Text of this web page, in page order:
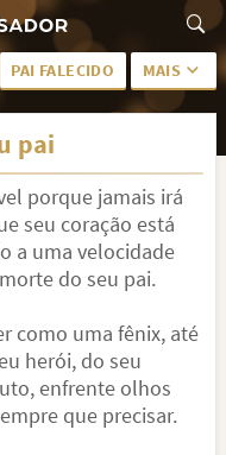
PAI FALECIDO MAIS
PALAVRAS
DESCANSE EM PAZ
PÊSAMES PARA AMIGO
FIM DE NAMORO
pai
porque jamais irá
seu coração está
a uma velocidade
do seu pai.
como uma fênix, até
herói, do seu
enfrente olhos
que precisar.